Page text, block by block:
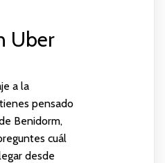
Uber
a la
pensado
Benidorm,
cuál
desde